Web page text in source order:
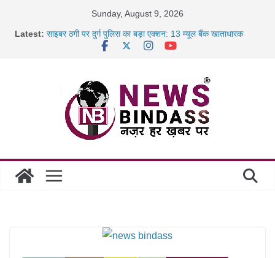
Sunday, August 9, 2026
Latest: साइबर ठगी पर दुर्ग पुलिस का बड़ा एक्शन: 13 म्यूल बैंक खाताधारक
रायपुर में कल्याण ज्वेलर्स में डकैती की साजिश नाकाम, दिल्ली-बिहार
छत्तीसगढ़ में 1460 गोधाम होंगे स्थापित, हर विकासखंड के 10 उत्कृष्ट
गोठानों